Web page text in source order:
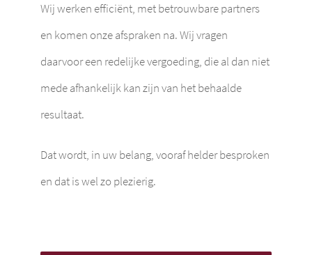
Wij werken efficiënt, met betrouwbare partners
en komen onze afspraken na. Wij vragen
daarvoor een redelijke vergoeding, die al dan niet
mede afhankelijk kan zijn van het behaalde
resultaat.
Dat wordt, in uw belang, vooraf helder besproken
en dat is wel zo plezierig.